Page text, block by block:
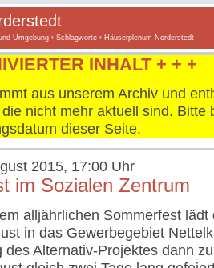
Umgebung › Schlagworte › Häuserplenum Norderstedt
INHALT + + +
aus unserem Archiv und
nicht mehr aktuell sind. Bitte
dieser Seite.
2015, 17:00 Uhr
im Sozialen Zentrum
alljährlichen Sommerfest
in das Gewerbegebiet
des Alternativ-Projektes dann